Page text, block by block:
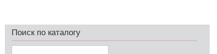
Поиск по каталогу